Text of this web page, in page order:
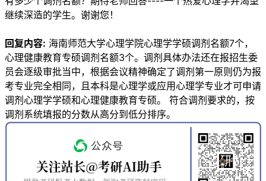
继续深造的学生。谢谢您！
回复内容: 海南师范大学心理学院心理学学硕调剂名额7个，
心理健康教育专硕调剂名额3个。调剂具体办法还在报招生委
员会逐级审批当中，根据会议精神确定了调剂第一原则仍为报
考专业完全相同，且本科是心理学或应用心理学专业才可申请
调剂心理学学硕和心理健康教育专硕。 符合调剂要求的，按
调剂系统填报的分数从高分到低分排序。